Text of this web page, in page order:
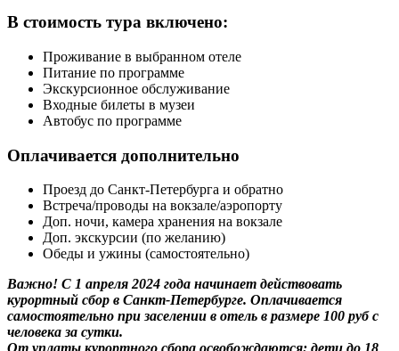
В стоимость тура включено:
Проживание в выбранном отеле
Питание по программе
Экскурсионное обслуживание
Входные билеты в музеи
Автобус по программе
Оплачивается дополнительно
Проезд до Санкт-Петербурга и обратно
Встреча/проводы на вокзале/аэропорту
Доп. ночи, камера хранения на вокзале
Доп. экскурсии (по желанию)
Обеды и ужины (самостоятельно)
Важно! С 1 апреля 2024 года начинает действовать
курортный сбор в Санкт-Петербурге. Оплачивается
самостоятельно при заселении в отель в размере 100 руб с
человека за сутки.